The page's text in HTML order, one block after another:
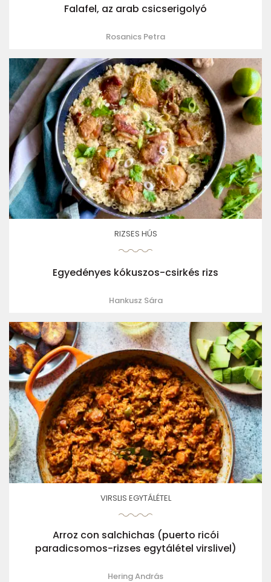
Falafel, az arab csicserigolyó
Rosanics Petra
RIZSES HÚS
Egyedényes kókuszos-csirkés rizs
Hankusz Sára
VIRSLIS EGYTÁLÉTEL
Arroz con salchichas (puerto ricói
paradicsomos-rizses egytálétel virslivel)
Hering András